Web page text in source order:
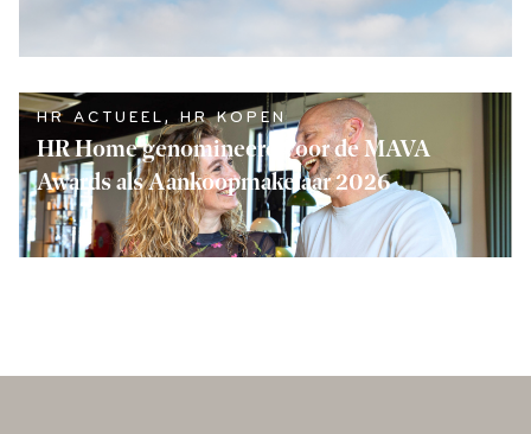
HR ACTUEEL ,HR KOPEN
HR Home genomineerd voor de MAVA
Awards als Aankoopmakelaar 2026